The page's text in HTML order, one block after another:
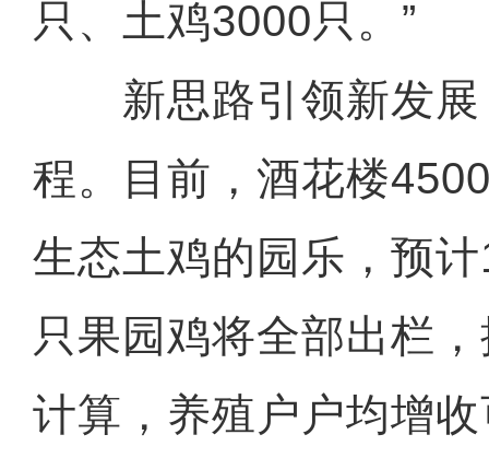
只、土鸡3000只。”
新思路引领新发展
程。目前，酒花楼
生态土鸡的园乐，预
只果园鸡将全部出栏
计算，养殖户户均增